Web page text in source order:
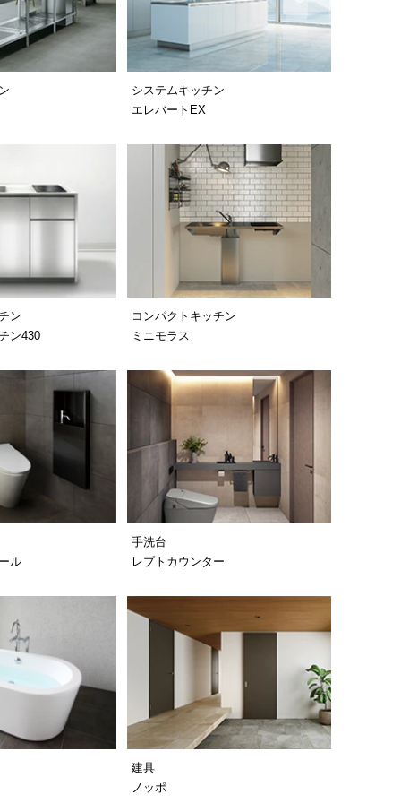
システムキッチン
エレバートEX
ン
ン430
コンパクトキッチン
ミニモラス
ル
手洗台
レプトカウンター
建具
ノッポ